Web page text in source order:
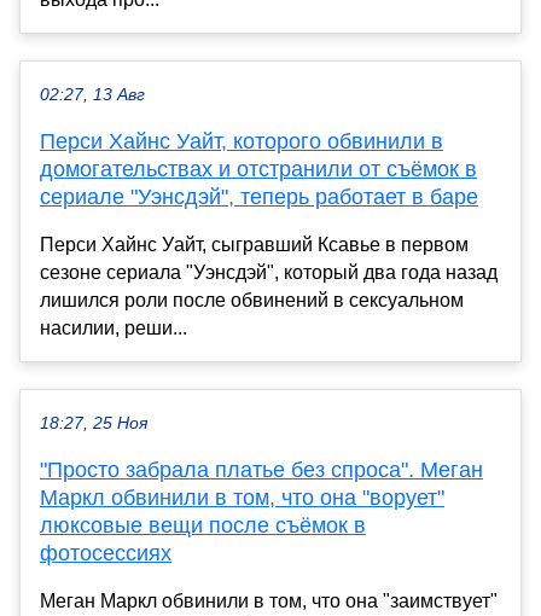
02:27, 13 Авг
Перси Хайнс Уайт, которого обвинили в
домогательствах и отстранили от съёмок в
сериале "Уэнсдэй", теперь работает в баре
Перси Хайнс Уайт, сыгравший Ксавье в первом
сезоне сериала "Уэнсдэй", который два года назад
лишился роли после обвинений в сексуальном
насилии, реши...
18:27, 25 Ноя
"Просто забрала платье без спроса". Меган
Маркл обвинили в том, что она "ворует"
люксовые вещи после съёмок в
фотосессиях
Меган Маркл обвинили в том, что она "заимствует"